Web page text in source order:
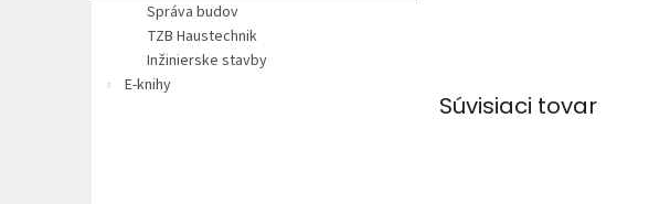
Správa budov
TZB Haustechnik
Inžinierske stavby
E-knihy
Súvisiaci tovar